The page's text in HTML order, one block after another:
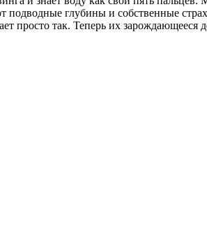
глубины и собственные
просто так. Теперь их зарождающееся